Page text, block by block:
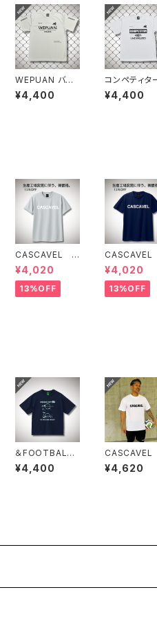
WEPUAN バッ
クビッグロゴプラ
シャツ シルバ
¥4,400
コンペティタ
ラシャツ ホ
イトブラック
¥4,400
CASCAVEL ス
タンダードプラク
ティスシャツ シ
ルバーグレー
¥4,020
13%OFF
タンダードプ
ティスシャ
イビー
¥4,020
13%OFF
＆FOOTBALL
DIOS BOX T
EE ネイビー×
¥4,400
ラッシュロゴ
シャツ ホワ
¥4,620